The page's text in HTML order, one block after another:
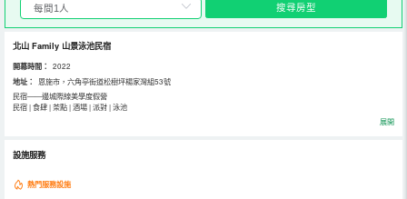
搜尋房型
北山 Family 山景泳池民宿
開幕時間： 2022
地址：
恩施市，六角亭街道松樹坪楊家灣組53號
民宿——邊城際線美學度假營
民宿 | 食肆 | 茶點 | 酒場 | 派對 | 泳池
疾馳過恩施外環線的邊際，在夜晚的注視下能發現山腰裡藏著一顆明亮的星。它便是我們越過城市，闖入山谷的目的
息。
| 城際與群山 | 朝陽與晚霞 | 星空與滿月 |
外，自成一派。
展開
設施服務
熱門服務設施